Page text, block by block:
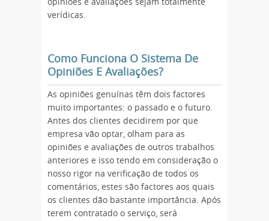
opiniões e avaliações sejam totalmente
verídicas.
Como Funciona O Sistema De
Opiniões E Avaliações?
As opiniões genuínas têm dois factores
muito importantes: o passado e o futuro.
Antes dos clientes decidirem por que
empresa vão optar, olham para as
opiniões e avaliações de outros trabalhos
anteriores e isso tendo em consideração o
nosso rigor na verificação de todos os
comentários, estes são factores aos quais
os clientes dão bastante importância. Após
terem contratado o serviço, será